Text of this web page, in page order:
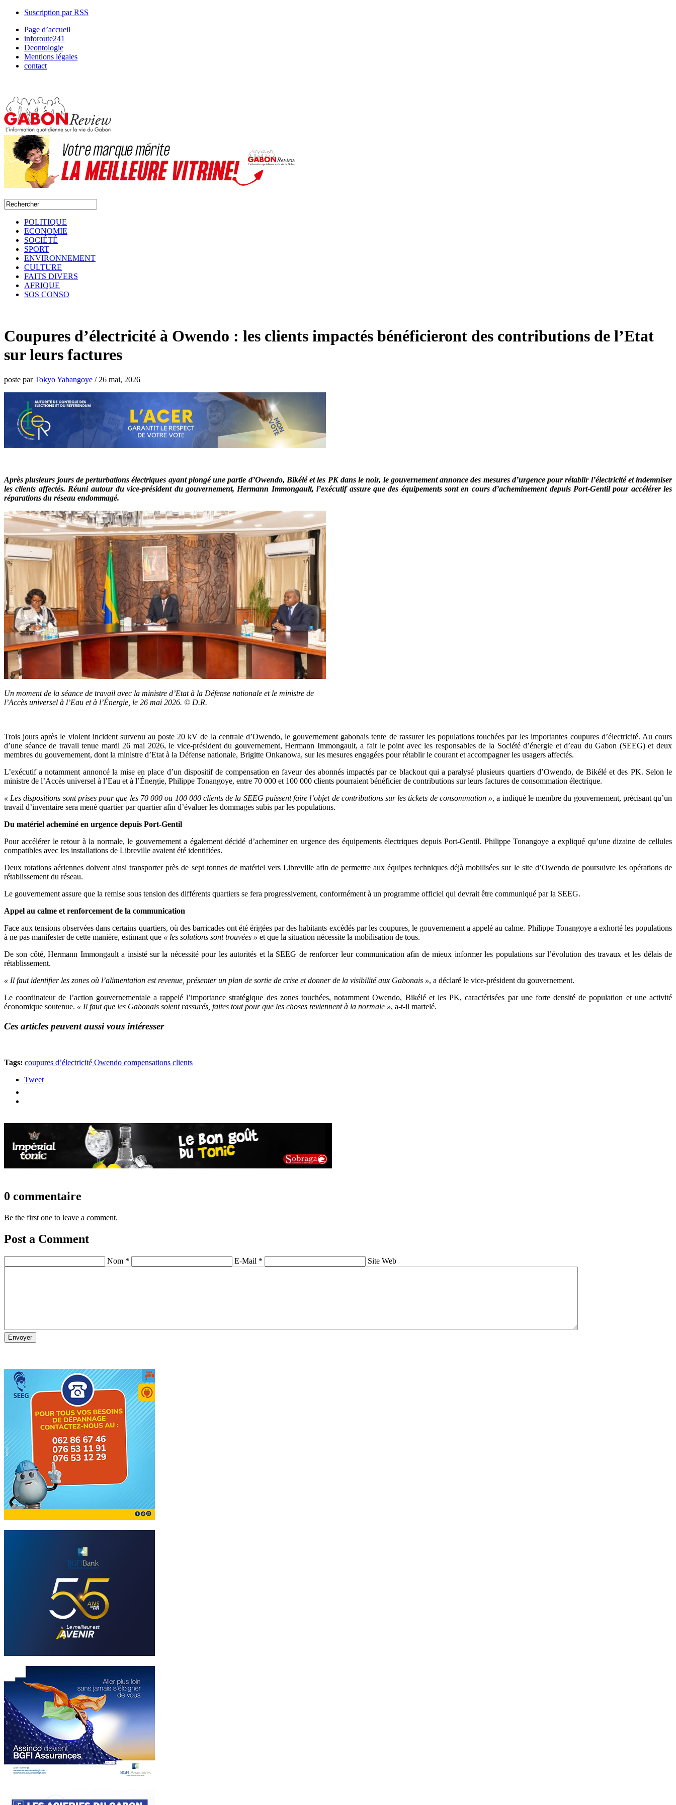
Suscription par RSS
Page d’accueil
inforoute241
Deontologie
Mentions légales
contact
POLITIQUE
ECONOMIE
SOCIÉTÉ
SPORT
ENVIRONNEMENT
CULTURE
FAITS DIVERS
AFRIQUE
SOS CONSO
Coupures d’électricité à Owendo : les clients impactés bénéficieront des contributions de l’Etat
sur leurs factures
poste parTokyo Yabangoye / 26 mai, 2026
Après plusieurs jours de perturbations électriques ayant plongé une partie d’Owendo, Bikélé et les PK dans le noir, le gouvernement annonce des mesures d’urgence pour rétablir l’électricité et indemniser
les clients affectés. Réuni autour du vice-président du gouvernement, Hermann Immongault, l’exécutif assure que des équipements sont en cours d’acheminement depuis Port-Gentil pour accélérer les
réparations du réseau endommagé.
Un moment de la séance de travail avec la ministre d’Etat à la Défense nationale et le ministre de
l’Accès universel à l’Eau et à l’Énergie, le 26 mai 2026. © D.R.
Trois jours après le violent incident survenu au poste 20 kV de la centrale d’Owendo, le gouvernement gabonais tente de rassurer les populations touchées par les importantes coupures d’électricité. Au cours
d’une séance de travail tenue mardi 26 mai 2026, le vice-président du gouvernement, Hermann Immongault, a fait le point avec les responsables de la Société d’énergie et d’eau du Gabon (SEEG) et deux
membres du gouvernement, dont la ministre d’Etat à la Défense nationale, Brigitte Onkanowa, sur les mesures engagées pour rétablir le courant et accompagner les usagers affectés.
L’exécutif a notamment annoncé la mise en place d’un dispositif de compensation en faveur des abonnés impactés par ce blackout qui a paralysé plusieurs quartiers d’Owendo, de Bikélé et des PK. Selon le
ministre de l’Accès universel à l’Eau et à l’Énergie, Philippe Tonangoye, entre 70 000 et 100 000 clients pourraient bénéficier de contributions sur leurs factures de consommation électrique.
« Les dispositions sont prises pour que les 70 000 ou 100 000 clients de la SEEG puissent faire l’objet de contributions sur les tickets de consommation », a indiqué le membre du gouvernement, précisant qu’un
travail d’inventaire sera mené quartier par quartier afin d’évaluer les dommages subis par les populations.
Du matériel acheminé en urgence depuis Port-Gentil
Pour accélérer le retour à la normale, le gouvernement a également décidé d’acheminer en urgence des équipements électriques depuis Port-Gentil. Philippe Tonangoye a expliqué qu’une dizaine de cellules
compatibles avec les installations de Libreville avaient été identifiées.
Deux rotations aériennes doivent ainsi transporter près de sept tonnes de matériel vers Libreville afin de permettre aux équipes techniques déjà mobilisées sur le site d’Owendo de poursuivre les opérations de
rétablissement du réseau.
Le gouvernement assure que la remise sous tension des différents quartiers se fera progressivement, conformément à un programme officiel qui devrait être communiqué par la SEEG.
Appel au calme et renforcement de la communication
Face aux tensions observées dans certains quartiers, où des barricades ont été érigées par des habitants excédés par les coupures, le gouvernement a appelé au calme. Philippe Tonangoye a exhorté les populations
à ne pas manifester de cette manière, estimant que « les solutions sont trouvées » et que la situation nécessite la mobilisation de tous.
De son côté, Hermann Immongault a insisté sur la nécessité pour les autorités et la SEEG de renforcer leur communication afin de mieux informer les populations sur l’évolution des travaux et les délais de
rétablissement.
« Il faut identifier les zones où l’alimentation est revenue, présenter un plan de sortie de crise et donner de la visibilité aux Gabonais », a déclaré le vice-président du gouvernement.
Le coordinateur de l’action gouvernementale a rappelé l’importance stratégique des zones touchées, notamment Owendo, Bikélé et les PK, caractérisées par une forte densité de population et une activité
économique soutenue. « Il faut que les Gabonais soient rassurés, faites tout pour que les choses reviennent à la normale », a-t-il martelé.
Ces articles peuvent aussi vous intéresser
Tags: coupures d’électricité Owendo compensations clients
Tweet
0 commentaire
Be the first one to leave a comment.
Post a Comment
Nom * E-Mail * Site Web